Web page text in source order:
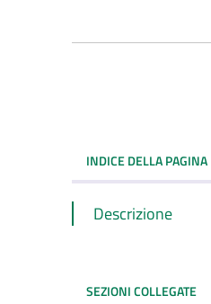
INDICE DELLA PAGINA
Descrizione
SEZIONI COLLEGATE